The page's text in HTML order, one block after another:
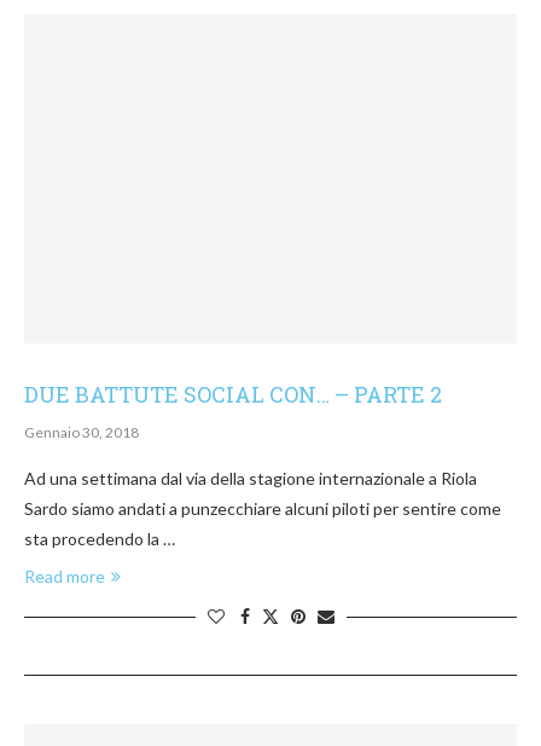
DUE BATTUTE SOCIAL CON… – PARTE 2
Gennaio 30, 2018
Ad una settimana dal via della stagione internazionale a Riola
Sardo siamo andati a punzecchiare alcuni piloti per sentire come
sta procedendo la …
Read more